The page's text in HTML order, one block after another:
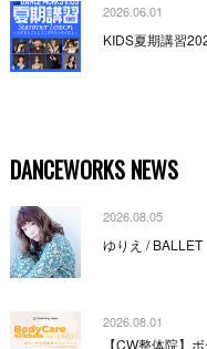
2026.06.01
KIDS夏期講習
DANCEWORKS NEWS
2026.08.05
ゆりえ / BALLET
2026.08.01
【CW整体院】